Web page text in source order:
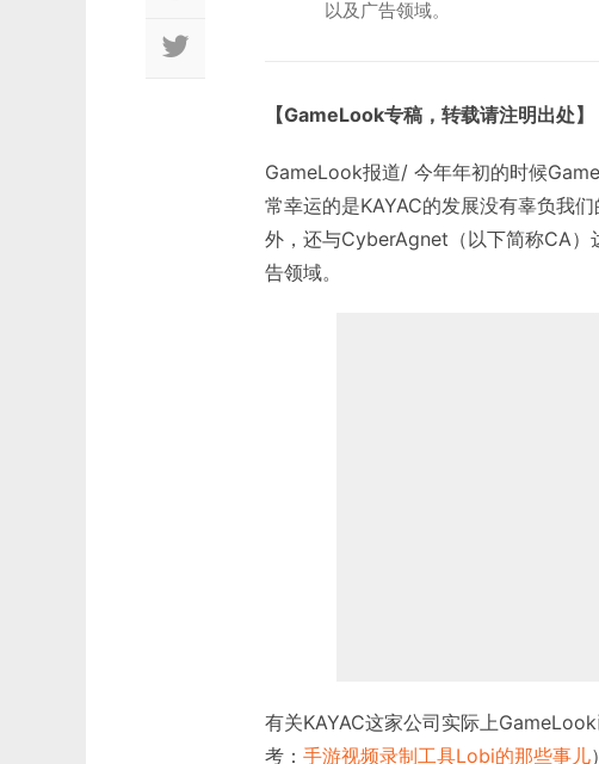
以及广告领域。
【GameLook专稿，转载请注明出处】
GameLook报道/ 今年年初的时候
常幸运的是KAYAC的发展没有辜负我
外，还与CyberAgnet（以下简称CA）
告领域。
有关KAYAC这家公司实际上
考： 手游视频录制工具Lobi的那些事儿